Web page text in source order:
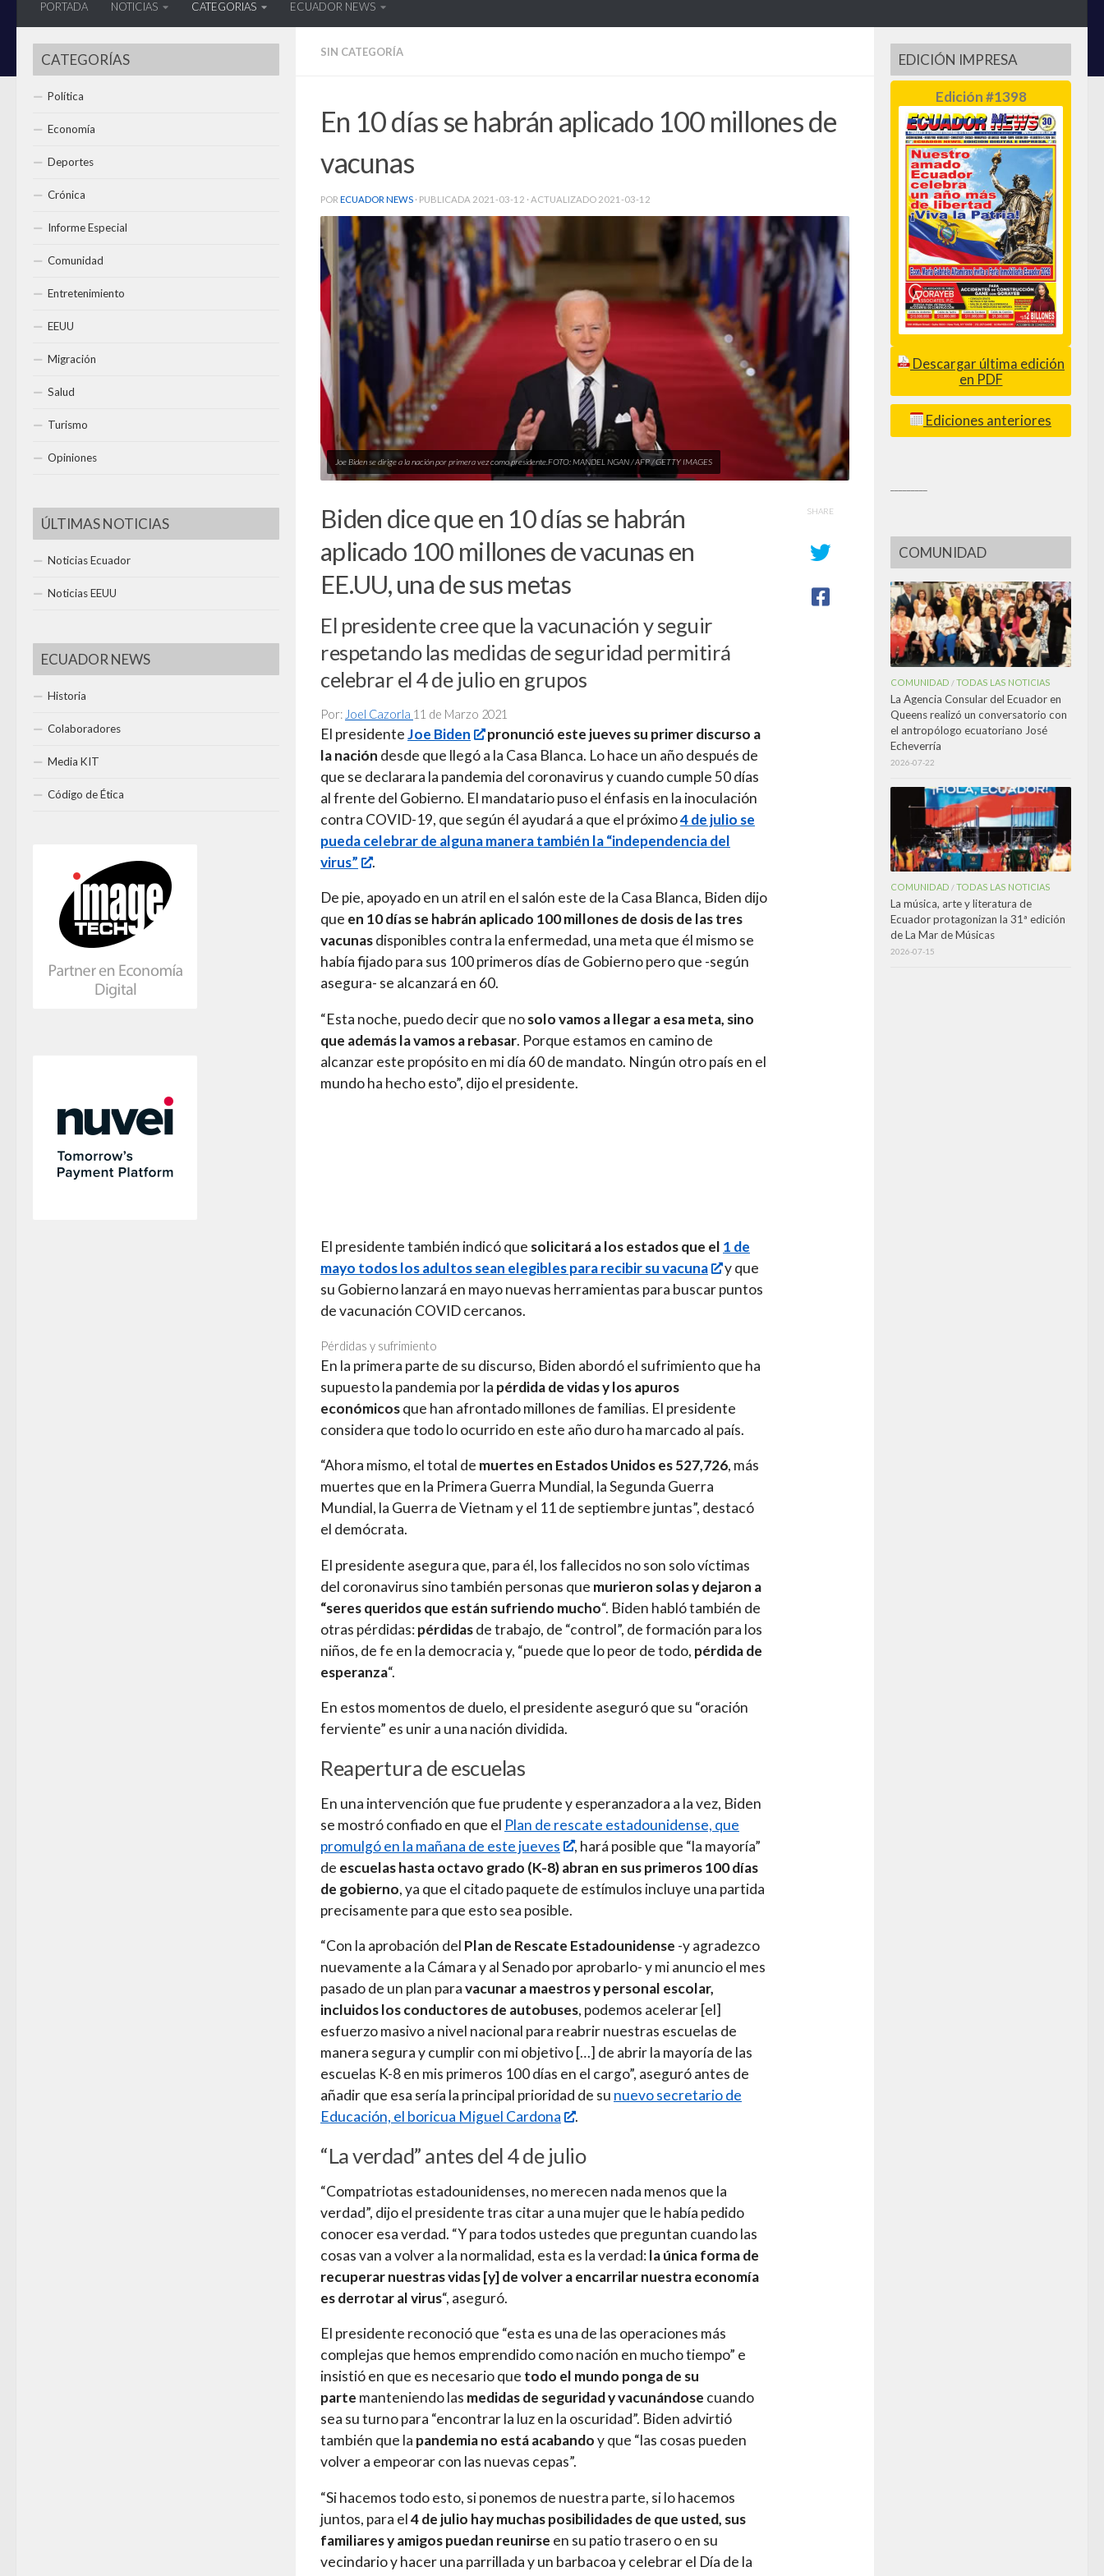
PORTADA NOTICIAS CATEGORIAS ECUADOR NEWS
SIN CATEGORÍA
En 10 días se habrán aplicado 100 millones de
vacunas
POR ECUADOR NEWS · PUBLICADA 2021-03-12 · ACTUALIZADO 2021-03-12
Joe Biden se dirige a la nación por primera vez como presidente.FOTO: MANDEL NGAN / AFP / GETTY IMAGES
Biden dice que en 10 días se habrán
aplicado 100 millones de vacunas en
EE.UU, una de sus metas
El presidente cree que la vacunación y seguir
respetando las medidas de seguridad permitirá
celebrar el 4 de julio en grupos
Por: Joel Cazorla 11 de Marzo 2021
El presidenteJoe Biden
pronunció este jueves su primer discurso a
la nación desde que llegó a la Casa Blanca. Lo hace un año después de
que se declarara la pandemia del coronavirus y cuando cumple 50 días
al frente del Gobierno. El mandatario puso el énfasis en la inoculación
contra COVID-19, que según él ayudará a que el próximo4 de julio se
pueda celebrar de alguna manera también la “independencia del
virus”
.
De pie, apoyado en un atril en el salón este de la Casa Blanca, Biden dijo
que en 10 días se habrán aplicado 100 millones de dosis de las tres
vacunasdisponibles contra la enfermedad, una meta que él mismo se
había fijado para sus 100 primeros días de Gobierno pero que -según
asegura- se alcanzará en 60.
“Esta noche, puedo decir que nosolo vamos a llegar a esa meta, sino
que además la vamos a rebasar. Porque estamos en camino de
alcanzar este propósito en mi día 60 de mandato. Ningún otro país en el
mundo ha hecho esto”, dijo el presidente.
El presidente también indicó que solicitará a los estados que el 1 de
mayo todos los adultos sean elegibles para recibir su vacuna
y que
su Gobierno lanzará en mayo nuevas herramientas para buscar puntos
de vacunación COVID cercanos.
Pérdidas y sufrimiento
En la primera parte de su discurso, Biden abordó el sufrimiento que ha
supuesto la pandemia por la pérdida de vidas y los apuros
económicosque han afrontado millones de familias. El presidente
considera que todo lo ocurrido en este año duro ha marcado al país.
“Ahora mismo, el total de muertes en Estados Unidos es 527,726, más
muertes que en la Primera Guerra Mundial, la Segunda Guerra
Mundial, la Guerra de Vietnam y el 11 de septiembre juntas”, destacó
el demócrata.
El presidente asegura que, para él, los fallecidos no son solo víctimas
del coronavirus sino también personas que murieron solas y dejaron a
“seres queridos que están sufriendo mucho“. Biden habló también de
otras pérdidas:pérdidasde trabajo, de “control”, de formación para los
niños, de fe en la democracia y, “puede que lo peor de todo, pérdida de
esperanza“.
En estos momentos de duelo, el presidente aseguró que su “oración
ferviente” es unir a una nación dividida.
Reapertura de escuelas
En una intervención que fue prudente y esperanzadora a la vez, Biden
se mostró confiado en que el Plan de rescate estadounidense, que
promulgó en la mañana de este jueves
, hará posible que “la mayoría”
de escuelas hasta octavo grado (K-8) abran en sus primeros 100 días
de gobierno, ya que el citado paquete de estímulos incluye una partida
precisamente para que esto sea posible.
“Con la aprobación del Plan de Rescate Estadounidense -y agradezco
nuevamente a la Cámara y al Senado por aprobarlo- y mi anuncio el mes
pasado de un plan paravacunar a maestros y personal escolar,
incluidos los conductores de autobuses, podemos acelerar [el]
esfuerzo masivo a nivel nacional para reabrir nuestras escuelas de
manera segura y cumplir con mi objetivo […] de abrir la mayoría de las
escuelas K-8 en mis primeros 100 días en el cargo”, aseguró antes de
añadir que esa sería la principal prioridad de su nuevo secretario de
Educación, el boricua Miguel Cardona
.
“La verdad” antes del 4 de julio
“Compatriotas estadounidenses, no merecen nada menos que la
verdad”, dijo el presidente tras citar a una mujer que le había pedido
conocer esa verdad. “Y para todos ustedes que preguntan cuando las
cosas van a volver a la normalidad, esta es la verdad:la única forma de
recuperar nuestras vidas [y] de volver a encarrilar nuestra economía
es derrotar al virus“, aseguró.
El presidente reconoció que “esta es una de las operaciones más
complejas que hemos emprendido como nación en mucho tiempo” e
insistió en que es necesario que todo el mundo ponga de su
parte manteniendo las medidas de seguridad y vacunándose cuando
sea su turno para “encontrar la luz en la oscuridad”. Biden advirtió
también que la pandemia no está acabandoy que “las cosas pueden
volver a empeorar con las nuevas cepas”.
“Si hacemos todo esto, si ponemos de nuestra parte, si lo hacemos
juntos, para el4 de julio hay muchas posibilidades de que usted, sus
familiares y amigos puedan reunirse en su patio trasero o en su
vecindario y hacer una parrillada y un barbacoa y celebrar el Día de la
SHARE
CATEGORÍAS
Política
Economía
Deportes
Crónica
Informe Especial
Comunidad
Entretenimiento
EEUU
Migración
Salud
Turismo
Opiniones
ÚLTIMAS NOTICIAS
Noticias Ecuador
Noticias EEUU
ECUADOR NEWS
Historia
Colaboradores
Media KIT
Código de Ética
EDICIÓN IMPRESA
Edición #1398
Descargar última edición
en PDF
Ediciones anteriores
COMUNIDAD
COMUNIDAD /TODAS LAS NOTICIAS
La Agencia Consular del Ecuador en
Queens realizó un conversatorio con
el antropólogo ecuatoriano José
Echeverría
2026-07-22
COMUNIDAD /TODAS LAS NOTICIAS
La música, arte y literatura de
Ecuador protagonizan la 31ª edición
de La Mar de Músicas
2026-07-15